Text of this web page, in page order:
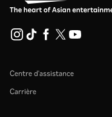
Centre d'assistance
Carrière